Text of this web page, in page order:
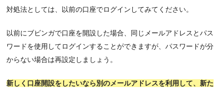
対処法としては、以前の口座でログインしてみてください。
以前にブビンガで口座を開設した場合、同じメールアドレスとパス
ワードを使用してログインすることができますが、パスワードが分
からない場合は再設定しましょう。
新しく口座開設をしたいなら別のメールアドレスを利用して、新た